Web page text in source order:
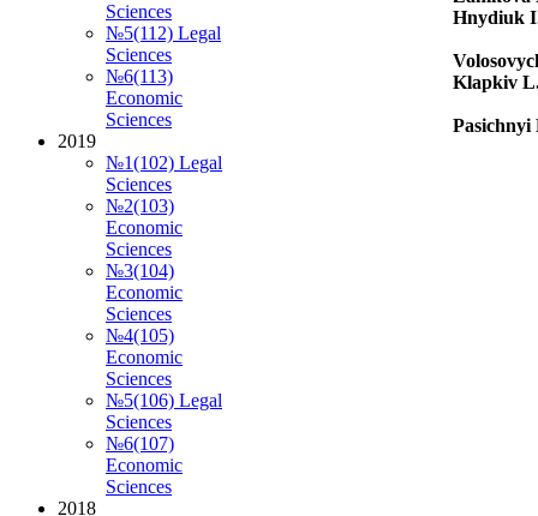
Hnydiuk
Klapkiv
Pasichnyi
Sciences
№5(112) Legal
Sciences
№6(113)
Economic
Sciences
2019
№1(102) Legal
Sciences
№2(103)
Economic
Sciences
№3(104)
Economic
Sciences
№4(105)
Economic
Sciences
№5(106) Legal
Sciences
№6(107)
Economic
Sciences
2018